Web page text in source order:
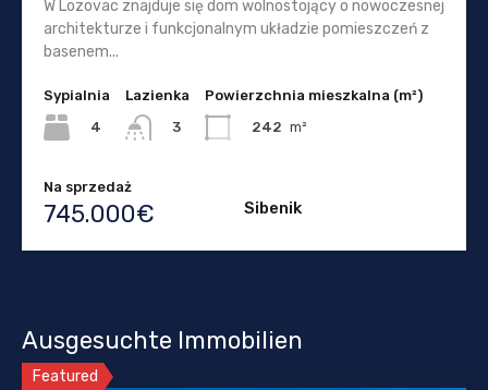
W Lozovac znajduje się dom wolnostojący o nowoczesnej
architekturze i funkcjonalnym układzie pomieszczeń z
basenem...
Sypialnia
4
Lazienka
3
Powierzchnia mieszkalna (m²)
242 m²
Na sprzedaż
745.000€ Sibenik
Ausgesuchte Immobilien
Featured